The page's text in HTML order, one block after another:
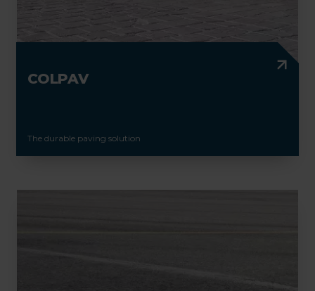
COLPAV
The durable paving solution